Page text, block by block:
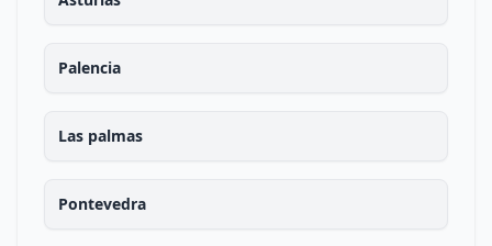
Palencia
Las palmas
Pontevedra